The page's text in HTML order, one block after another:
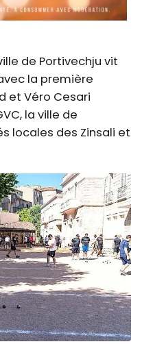
de Portivechju vit
la première
et Véro Cesari
la ville de
locales des Zinsali et